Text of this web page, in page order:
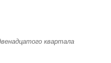
квартала